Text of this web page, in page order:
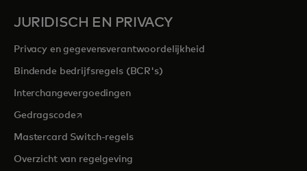
JURIDISCH EN PRIVACY
Privacy en gegevensverantwoordelijkheid
Bindende bedrijfsregels (BCR's)
Interchangevergoedingen
Gedragscodeopens in a new tab
Mastercard Switch-regels
Overzicht van regelgeving